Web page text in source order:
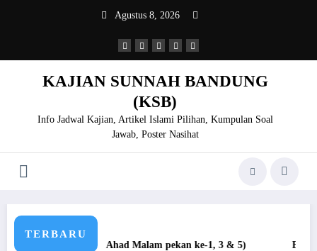
Agustus 8, 2026
KAJIAN SUNNAH BANDUNG
(KSB)
Info Jadwal Kajian, Artikel Islami Pilihan, Kumpulan Soal
Jawab, Poster Nasihat
TERBARU
KSB(Setiap Ahad Malam pekan ke-1, 3 & 5) EID-